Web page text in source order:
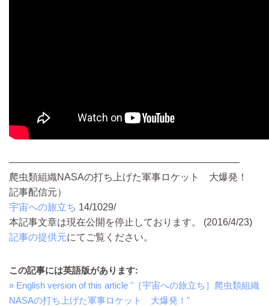
――――――――――――――――――――――――
爬虫類組織NASAの打ち上げた軍事ロケット 大爆発！
記事配信元）
宇宙への旅立ち 14/1029/
本記事文章は現在公開を停止しております。 (2016/4/23)
記事の提供元にてご覧ください。
この記事には英語版があります:
» English version of this article "［宇宙への旅立ち］爬虫類組織
NASAの打ち上げた軍事ロケット 大爆発！"